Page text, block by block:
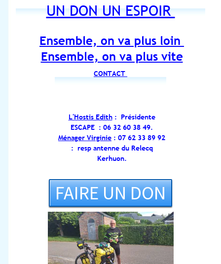
UN DON UN ESPOIR
Ensemble, on va plus loin
Ensemble, on va plus vite
CONTACT
L'Hostis Edith : Présidente
ESCAPE : 06 32 60 38 49.
Ménager Virginie : 07 62 33 89 92
: resp antenne du Relecq
Kerhuon.
FAIRE UN DON